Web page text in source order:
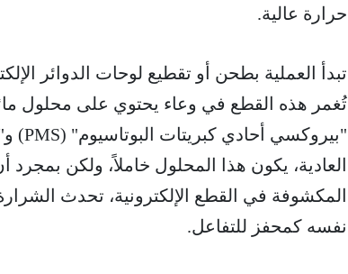
حرارة عالية.
تبدأ العملية بطحن أو تقطيع لوحات الدوائر
تُغمر هذه القطع في وعاء يحتوي على محلول
العادية، يكون هذا المحلول خاملاً، ولكن
المكشوفة في القطع الإلكترونية، تحدث
نفسه كمحفز للتفاعل.